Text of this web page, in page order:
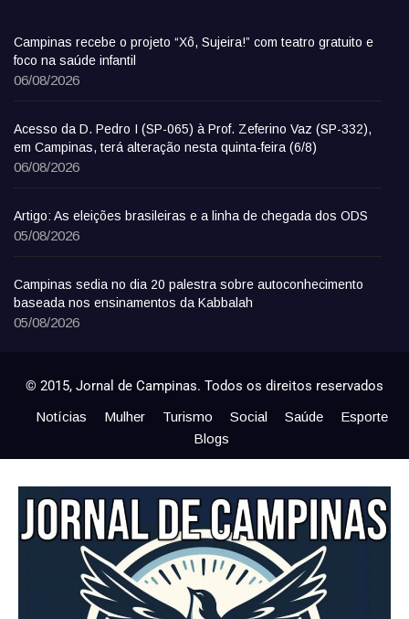
Campinas recebe o projeto “Xô, Sujeira!” com teatro gratuito e
foco na saúde infantil
06/08/2026
Acesso da D. Pedro I (SP-065) à Prof. Zeferino Vaz (SP-332),
em Campinas, terá alteração nesta quinta-feira (6/8)
06/08/2026
Artigo: As eleições brasileiras e a linha de chegada dos ODS
05/08/2026
Campinas sedia no dia 20 palestra sobre autoconhecimento
baseada nos ensinamentos da Kabbalah
05/08/2026
© 2015, Jornal de Campinas. Todos os direitos reservados
Notícias Mulher Turismo Social Saúde
Esporte
Blogs